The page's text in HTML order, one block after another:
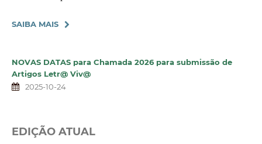
SAIBA MAIS
NOVAS DATAS para Chamada 2026 para submissão de
Artigos Letr@ Viv@
2025-10-24
EDIÇÃO ATUAL